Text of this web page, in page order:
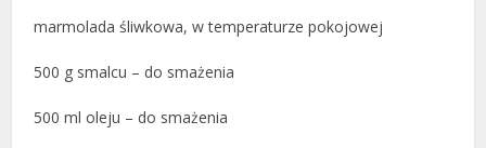
marmolada śliwkowa, w temperaturze pokojowej
500 g smalcu – do smażenia
500 ml oleju – do smażenia